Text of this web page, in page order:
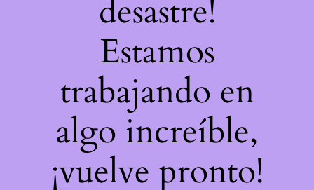
desastre!
Estamos
trabajando en
algo increíble,
¡vuelve pronto!